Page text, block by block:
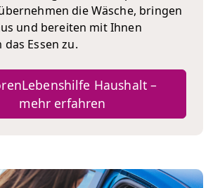
die Wäsche, bringen
und bereiten mit Ihnen
Essen zu.
Haushalt –
mehr erfahren